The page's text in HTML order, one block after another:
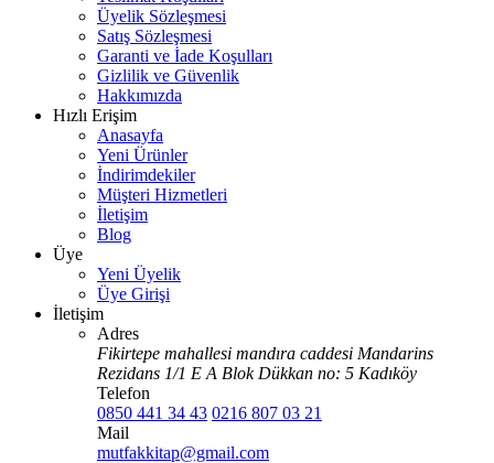
Üyelik Sözleşmesi
Satış Sözleşmesi
Garanti ve İade Koşulları
Gizlilik ve Güvenlik
Hakkımızda
Hızlı Erişim
Anasayfa
Yeni Ürünler
İndirimdekiler
Müşteri Hizmetleri
İletişim
Blog
Üye
Yeni Üyelik
Üye Girişi
İletişim
Adres
Fikirtepe mahallesi mandıra caddesi Mandarins
Rezidans 1/1 E A Blok Dükkan no: 5 Kadıköy
Telefon
0850 441 34 43 0216 807 03 21
Mail
mutfakkitap@gmail.com